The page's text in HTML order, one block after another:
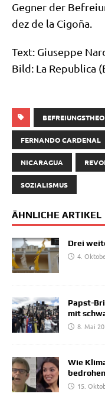
Geg­ner der
dez de la Cigoña.
Text: Giu­sep­pe
Bild: La Repu­bli­ca
FERNANDO CARDENAL
NICARAGUA
SOZIALISMUS
ÄHNLICHE ARTIKEL
Drei
4.
Papst-
mit
8. Mai
Wie
bedrohen
15.